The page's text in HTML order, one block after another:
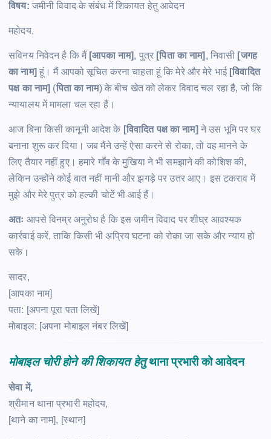
विषय: जमीनी विवाद के संबंध में शिकायत हेतु आवेदन
महोदय,
सविनय निवेदन है कि मैं [आपका नाम], पुत्र [पिता का नाम] , निवासी [जगह
का नाम] हूं। मैं आपको सूचित करना चाहता हूं कि मेरे और मेरे भाई [विवादित
पक्ष का नाम] (पिता का नाम) के बीच खेत को लेकर विवाद चल रहा है, जो कि
न्यायालय में मामला चल रहा हैं।
आज बिना किसी कानूनी आदेश के [विवादित पक्ष का नाम] ने उस भूमि पर घर
बनाना शुरू कर दिया। जब मैंने उन्हें ऐसा करने से रोका, तो वह मानने के
लिए तैयार नहीं हुए। हमारे गाँव के मुखिया ने भी समझाने की कोशिश की,
लेकिन उन्होंने कोई बात नहीं मानी और झगड़े पर उतर आए। इस टकराव में
मुझे और मेरे पुत्र को हल्की चोटें भी आई हैं।
अतः आपसे विनम्र अनुरोध है कि इस जमीन विवाद पर शीघ्र आवश्यक
कार्रवाई करें, ताकि किसी भी अप्रिय घटना को रोका जा सके और न्याय हो
सके।
सादर,
[आपका नाम]
पता: [अपना पूरा पता लिखें]
मोबाइल: [अपना मोबाइल नंबर लिखें]
मोबाइल चोरी होने की शिकायत हेतुथाना प्रभारी को आवेदन
सेवा में,
श्रीमान थाना प्रभारी महोदय,
[थाने का नाम], [स्थान]